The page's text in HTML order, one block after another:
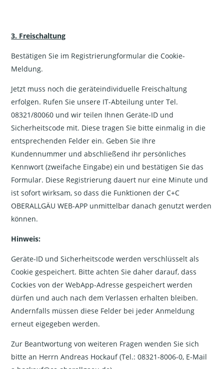
3. Freischaltung
Bestätigen Sie im Registrierungformular die Cookie-
Meldung.
Jetzt muss noch die geräteindividuelle Freischaltung
erfolgen. Rufen Sie unsere IT-Abteilung unter Tel.
08321/80060 und wir teilen Ihnen Geräte-ID und
Sicherheitscode mit. Diese tragen Sie bitte einmalig in die
entsprechenden Felder ein. Geben Sie Ihre
Kundennummer und abschließend ihr persönliches
Kennwort (zweifache Eingabe) ein und bestätigen Sie das
Formular. Diese Registrierung dauert nur eine Minute und
ist sofort wirksam, so dass die Funktionen der C+C
OBERALLGÄU WEB-APP unmittelbar danach genutzt werden
können.
Hinweis:
Geräte-ID und Sicherheitscode werden verschlüsselt als
Cookie gespeichert. Bitte achten Sie daher darauf, dass
Cockies von der WebApp-Adresse gespeichert werden
dürfen und auch nach dem Verlassen erhalten bleiben.
Andernfalls müssen diese Felder bei jeder Anmeldung
erneut eigegeben werden.
Zur Beantwortung von weiteren Fragen wenden Sie sich
bitte an Herrn Andreas Hockauf (Tel.: 08321-8006-0, E-Mail